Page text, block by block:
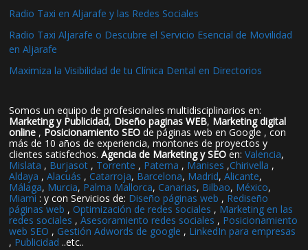
Radio Taxi en Aljarafe y las Redes Sociales
Radio Taxi Aljarafe o Descubre el Servicio Esencial de Movilidad
en Aljarafe
Maximiza la Visibilidad de tu Clínica Dental en Directorios
Somos un equipo de profesionales multidisciplinarios en:
Marketing y Publicidad, Diseño paginas WEB, Marketing digital
online , Posicionamiento SEO de páginas web en Google , con
más de 10 años de experiencia, montones de proyectos y
clientes satisfechos.Agencia de Marketing y SEO en:Valencia,
Mislata , Burjasot , Torrente , Paterna , Manises ,Chirivella ,
Aldaya ,Alacuás , Catarroja, Barcelona, Madrid,Alicante,
Málaga, Murcia, Palma Mallorca, Canarias, Bilbao, México,
Miami : y con Servicios de: Diseño páginas web , Rediseño
páginas web , Optimización de redes sociales , Marketing en las
redes sociales ,Asesoramiento redes sociales , Posicionamiento
web SEO , Gestión Adwords de google , LinkedIn para empresas
, Publicidad ..etc..